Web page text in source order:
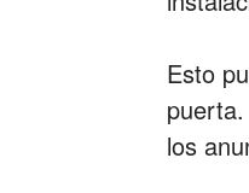
Esto
los